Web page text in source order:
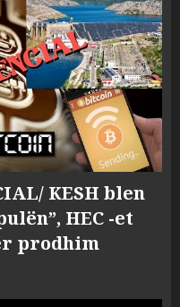
KESH blen
HEC -et
prodhim